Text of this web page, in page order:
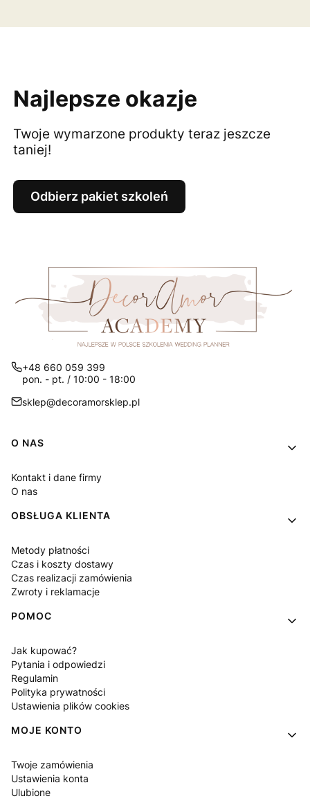
Najlepsze okazje
Twoje wymarzone produkty teraz jeszcze
taniej!
Odbierz pakiet szkoleń
+48 660 059 399
pon. - pt. / 10:00 - 18:00
sklep@decoramorsklep.pl
Linki w stopce
O NAS
Kontakt i dane firmy
O nas
OBSŁUGA KLIENTA
Metody płatności
Czas i koszty dostawy
Czas realizacji zamówienia
Zwroty i reklamacje
POMOC
Jak kupować?
Pytania i odpowiedzi
Regulamin
Polityka prywatności
Ustawienia plików cookies
MOJE KONTO
Twoje zamówienia
Ustawienia konta
Ulubione